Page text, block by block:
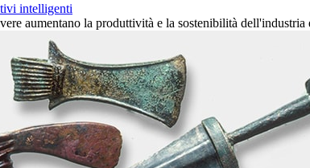
intelligenti
aumentano la produttività e la sostenibilità dell'industria